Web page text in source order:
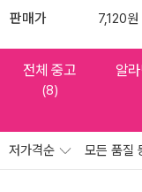
판매가 7,120
전체 중고
(8)
알
저가격순 모든 품질